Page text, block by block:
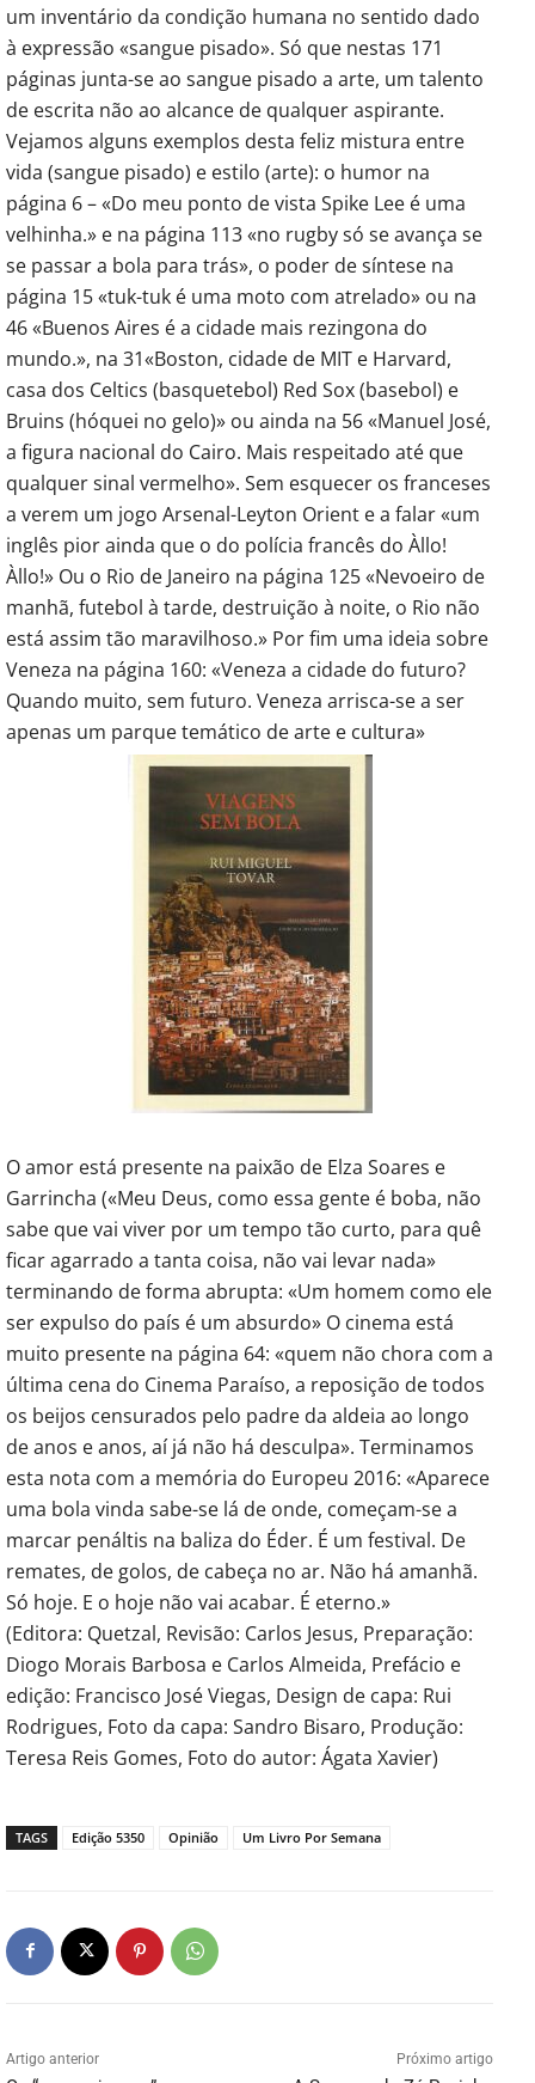
um inventário da condição humana no sentido dado
à expressão «sangue pisado». Só que nestas 171
páginas junta-se ao sangue pisado a arte, um talento
de escrita não ao alcance de qualquer aspirante.
Vejamos alguns exemplos desta feliz mistura entre
vida (sangue pisado) e estilo (arte): o humor na
página 6 – «Do meu ponto de vista Spike Lee é uma
velhinha.» e na página 113 «no rugby só se avança se
se passar a bola para trás», o poder de síntese na
página 15 «tuk-tuk é uma moto com atrelado» ou na
46 «Buenos Aires é a cidade mais rezingona do
mundo.», na 31«Boston, cidade de MIT e Harvard,
casa dos Celtics (basquetebol) Red Sox (basebol) e
Bruins (hóquei no gelo)» ou ainda na 56 «Manuel José,
a figura nacional do Cairo. Mais respeitado até que
qualquer sinal vermelho». Sem esquecer os franceses
a verem um jogo Arsenal-Leyton Orient e a falar «um
inglês pior ainda que o do polícia francês do Àllo!
Àllo!» Ou o Rio de Janeiro na página 125 «Nevoeiro de
manhã, futebol à tarde, destruição à noite, o Rio não
está assim tão maravilhoso.» Por fim uma ideia sobre
Veneza na página 160: «Veneza a cidade do futuro?
Quando muito, sem futuro. Veneza arrisca-se a ser
apenas um parque temático de arte e cultura»
O amor está presente na paixão de Elza Soares e
Garrincha («Meu Deus, como essa gente é boba, não
sabe que vai viver por um tempo tão curto, para quê
ficar agarrado a tanta coisa, não vai levar nada»
terminando de forma abrupta: «Um homem como ele
ser expulso do país é um absurdo» O cinema está
muito presente na página 64: «quem não chora com a
última cena do Cinema Paraíso, a reposição de todos
os beijos censurados pelo padre da aldeia ao longo
de anos e anos, aí já não há desculpa». Terminamos
esta nota com a memória do Europeu 2016: «Aparece
uma bola vinda sabe-se lá de onde, começam-se a
marcar penáltis na baliza do Éder. É um festival. De
remates, de golos, de cabeça no ar. Não há amanhã.
Só hoje. E o hoje não vai acabar. É eterno.»
(Editora: Quetzal, Revisão: Carlos Jesus, Preparação:
Diogo Morais Barbosa e Carlos Almeida, Prefácio e
edição: Francisco José Viegas, Design de capa: Rui
Rodrigues, Foto da capa: Sandro Bisaro, Produção:
Teresa Reis Gomes, Foto do autor: Ágata Xavier)
TAGS Edição 5350 Opinião Um Livro Por Semana
Artigo anterior Próximo artigo